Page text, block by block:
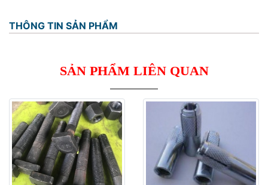
THÔNG TIN SẢN PHẨM
SẢN PHẨM LIÊN QUAN